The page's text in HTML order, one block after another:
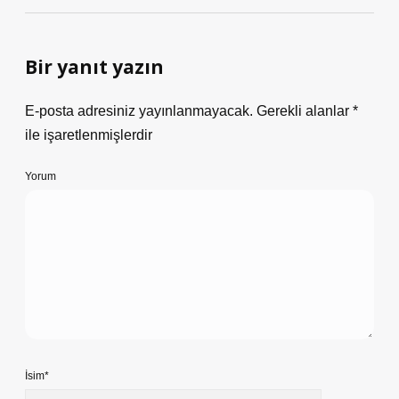
Bir yanıt yazın
E-posta adresiniz yayınlanmayacak. Gerekli alanlar *
ile işaretlenmişlerdir
Yorum
İsim*